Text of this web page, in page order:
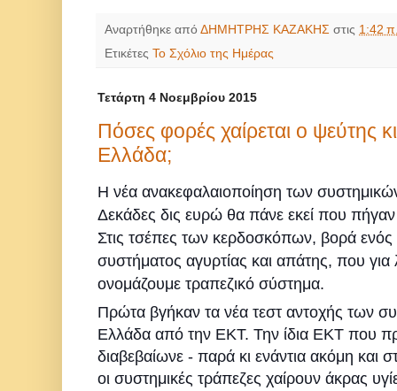
Αναρτήθηκε από ΔΗΜΗΤΡΗΣ ΚΑΖΑΚΗΣ στις 1:42
Ετικέτες Το Σχόλιο της Ημέρας
Τετάρτη 4 Νοεμβρίου 2015
Πόσες φορές χαίρεται ο ψεύτης
Ελλάδα;
Η νέα ανακεφαλαιοποίηση των
Δεκάδες δις ευρώ θα πάνε εκεί που
Στις τσέπες των κερδοσκόπων, βορά
συστήματος αγυρτίας και απάτης, που για
ονομάζουμε τραπεζικό σύστημα.
Πρώτα βγήκαν τα νέα τεστ αντοχής των
Ελλάδα από την ΕΚΤ. Την ίδια ΕΚΤ που
διαβεβαίωνε - παρά κι ενάντια ακόμη και
οι συστημικές τράπεζες χαίρουν άκρας